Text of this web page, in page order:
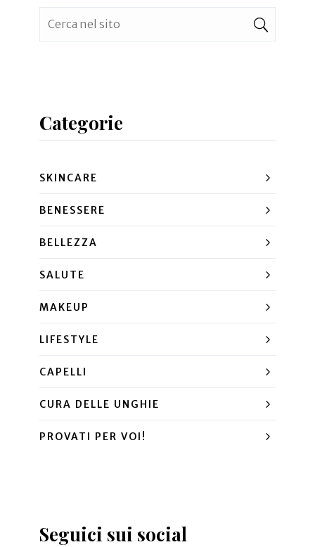
Categorie
SKINCARE
BENESSERE
BELLEZZA
SALUTE
MAKEUP
LIFESTYLE
CAPELLI
CURA DELLE UNGHIE
PROVATI PER VOI!
Seguici sui social